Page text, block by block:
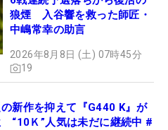
狼煙 入谷響を救った師匠・
中嶋常幸の助言
2026年8月8日 (土) 07時45分
19
新作を抑えて『G440 K』が
“10Ｋ”人気は未だに継続中 #